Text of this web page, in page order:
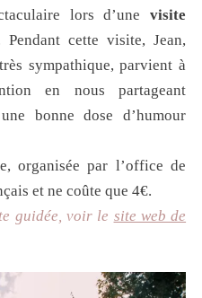
lors d’unevisite
Pendant cette visite, Jean,
sympathique, parvient à
en nous partageant
bonne dose d’humour
organisée par l’office de
et ne coûte que 4€.
guidée, voir le site web de